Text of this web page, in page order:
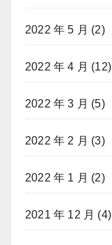
2022 年 5 月 (2)
2022 年 4 月 (12)
2022 年 3 月 (5)
2022 年 2 月 (3)
2022 年 1 月 (2)
2021 年 12 月 (4)